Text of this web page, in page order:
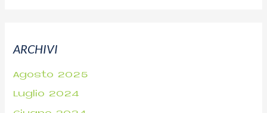
ARCHIVI
Agosto 2025
Luglio 2024